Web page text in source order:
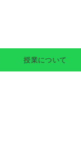
授業について